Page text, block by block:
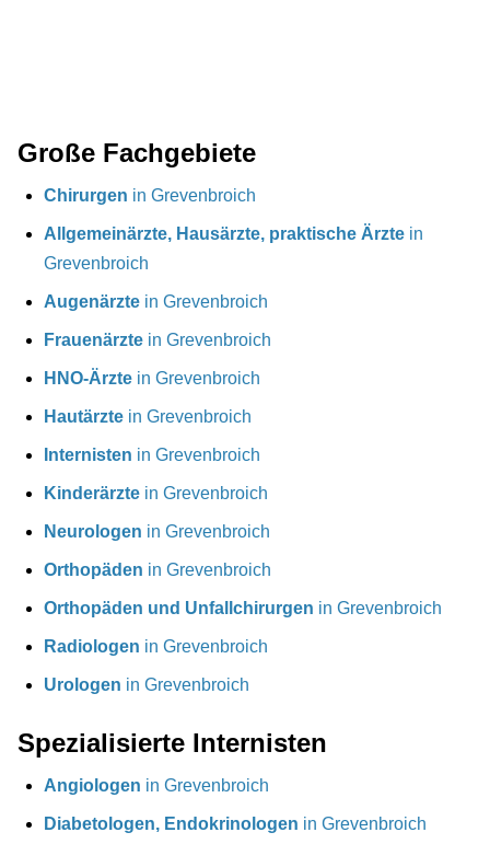
Große Fachgebiete
Chirurgen in Grevenbroich
Allgemeinärzte, Hausärzte, praktische Ärzte in
Grevenbroich
Augenärzte in Grevenbroich
Frauenärzte in Grevenbroich
HNO-Ärzte in Grevenbroich
Hautärzte in Grevenbroich
Internisten in Grevenbroich
Kinderärzte in Grevenbroich
Neurologen in Grevenbroich
Orthopäden in Grevenbroich
Orthopäden und Unfallchirurgen in Grevenbroich
Radiologen in Grevenbroich
Urologen in Grevenbroich
Spezialisierte Internisten
Angiologen in Grevenbroich
Diabetologen, Endokrinologen in Grevenbroich